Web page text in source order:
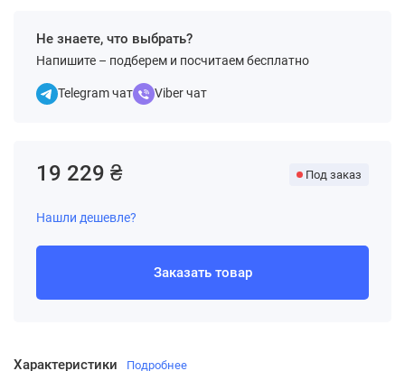
Не знаете, что выбрать?
Напишите – подберем и посчитаем бесплатно
Telegram чат Viber чат
Характеристики Подробнее
19 229 ₴ Под заказ
Нашли дешевле?
Заказать товар